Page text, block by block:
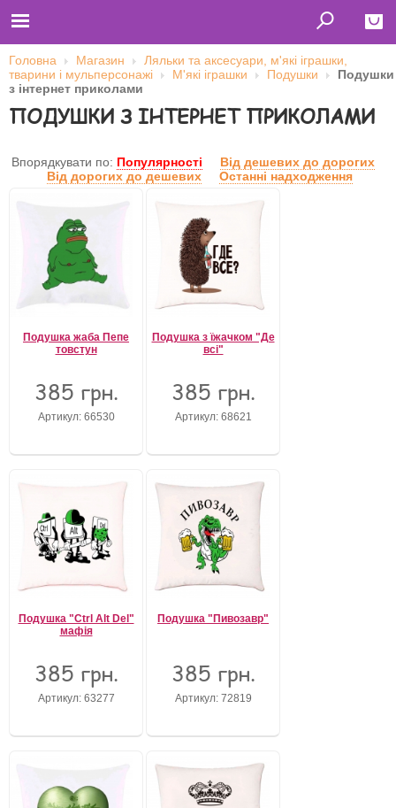
Close
Главная
Футболки
Свитшоты
Лонгсливы
Бейсболки
Сотрудничество
Ім'я користувача
Зареєструватися
Головна Магазин
Ляльки та аксесуари, м'які іграшки,
тварини і мульперсонажі
М'які іграшки Подушки
Подушки
з інтернет приколами
ПОДУШКИ З ІНТЕРНЕТ ПРИКОЛАМИ
Впорядкувати по: Популярності
Від дешевих до дорогих
Від дорогих до дешевих
Останні надходження
Подушка жаба Пепе
товстун
385 грн.
Артикул: 66530
Подушка з їжачком "Де
всі"
385 грн.
Артикул: 68621
Подушка "Ctrl Alt Del"
мафія
385 грн.
Артикул: 63277
Подушка "Пивозавр"
385 грн.
Артикул: 72819